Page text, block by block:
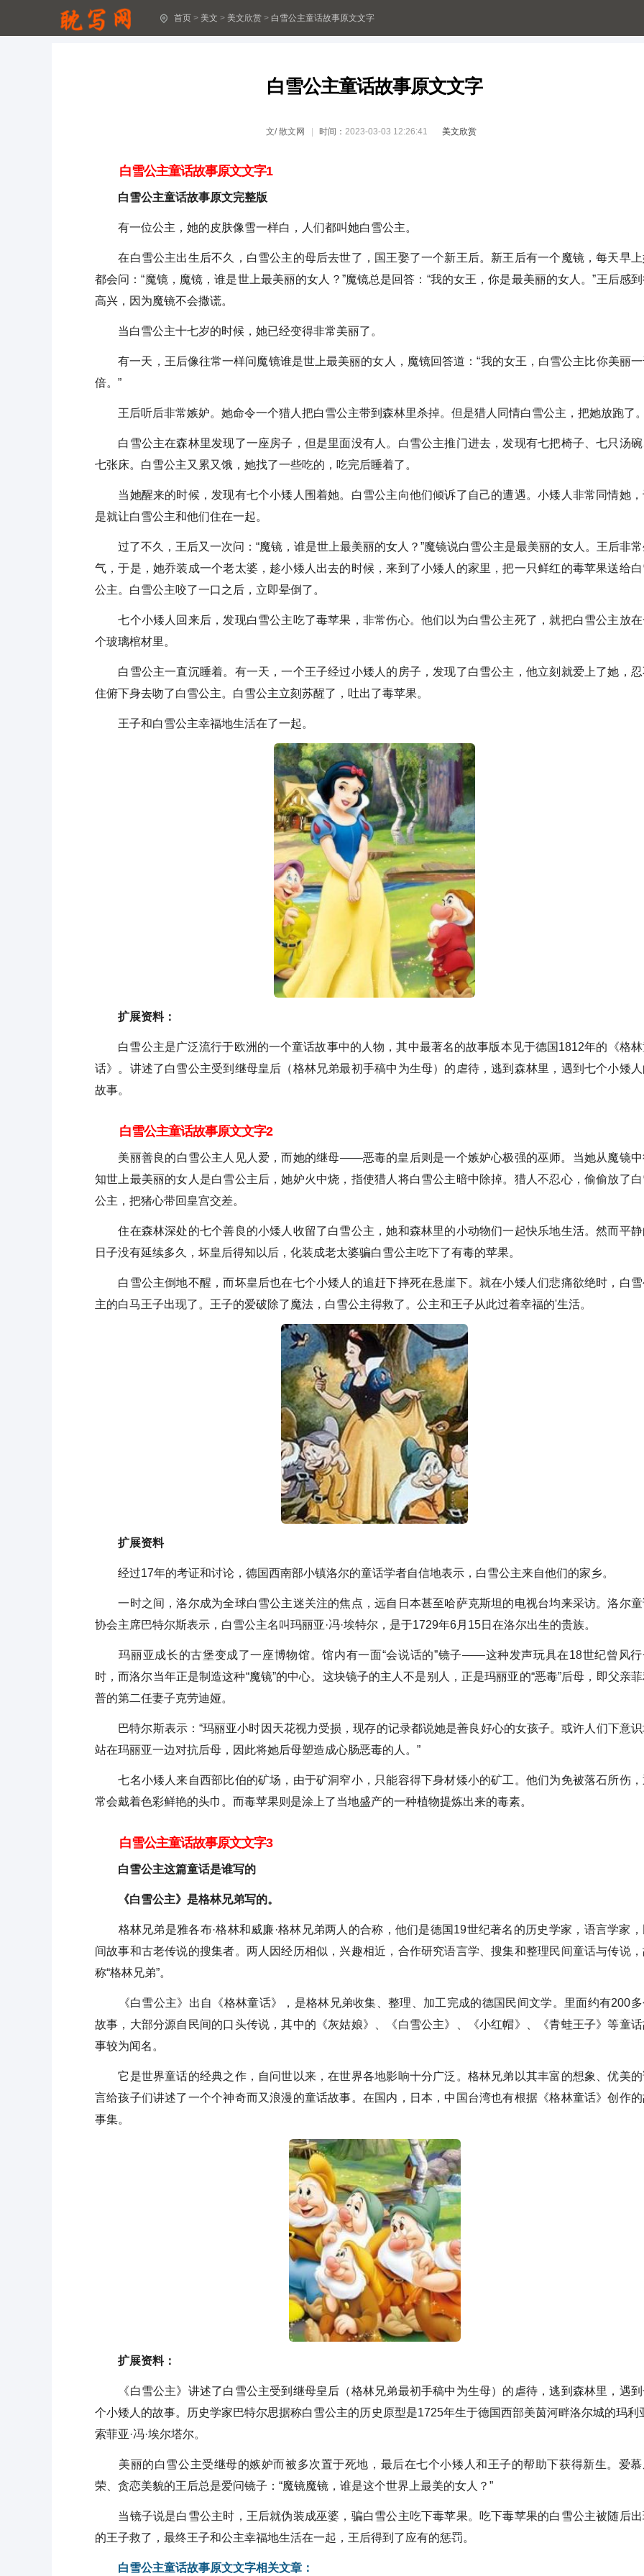
首页 > 美文 > 美文欣赏 > 白雪公主童话故事原文文字
白雪公主童话故事原文文字
文/散文网 时间： 2023-03-03 12:26:41 美文欣赏
白雪公主童话故事原文文字1
白雪公主童话故事原文完整版
有一位公主，她的皮肤像雪一样白，人们都叫她白雪公主。
在白雪公主出生后不久，白雪公主的母后去世了，国王娶了一个新王后。新王后有一个魔镜，每天早
都会问：“魔镜，魔镜，谁是世上最美丽的女人？”魔镜总是回答：“我的女王，你是最美丽的女人。”王后感
高兴，因为魔镜不会撒谎。
当白雪公主十七岁的时候，她已经变得非常美丽了。
有一天，王后像往常一样问魔镜谁是世上最美丽的女人，魔镜回答道：“我的女王，白雪公主比你美丽
倍。”
王后听后非常嫉妒。她命令一个猎人把白雪公主带到森林里杀掉。但是猎人同情白雪公主，把她放跑了
白雪公主在森林里发现了一座房子，但是里面没有人。白雪公主推门进去，发现有七把椅子、七只汤
七张床。白雪公主又累又饿，她找了一些吃的，吃完后睡着了。
当她醒来的时候，发现有七个小矮人围着她。白雪公主向他们倾诉了自己的遭遇。小矮人非常同情她
是就让白雪公主和他们住在一起。
过了不久，王后又一次问：“魔镜，谁是世上最美丽的女人？”魔镜说白雪公主是最美丽的女人。王后非
气，于是，她乔装成一个老太婆，趁小矮人出去的时候，来到了小矮人的家里，把一只鲜红的毒苹果送给
公主。白雪公主咬了一口之后，立即晕倒了。
七个小矮人回来后，发现白雪公主吃了毒苹果，非常伤心。他们以为白雪公主死了，就把白雪公主放
个玻璃棺材里。
白雪公主一直沉睡着。有一天，一个王子经过小矮人的房子，发现了白雪公主，他立刻就爱上了她，
住俯下身去吻了白雪公主。白雪公主立刻苏醒了，吐出了毒苹果。
王子和白雪公主幸福地生活在了一起。
扩展资料：
白雪公主是广泛流行于欧洲的一个童话故事中的人物，其中最著名的故事版本见于德国1812年的《格
话》。讲述了白雪公主受到继母皇后（格林兄弟最初手稿中为生母）的虐待，逃到森林里，遇到七个小矮
故事。
白雪公主童话故事原文文字2
美丽善良的白雪公主人见人爱，而她的继母——恶毒的皇后则是一个嫉妒心极强的巫师。当她从魔镜中
知世上最美丽的女人是白雪公主后，她妒火中烧，指使猎人将白雪公主暗中除掉。猎人不忍心，偷偷放了
公主，把猪心带回皇宫交差。
住在森林深处的七个善良的小矮人收留了白雪公主，她和森林里的小动物们一起快乐地生活。然而平
日子没有延续多久，坏皇后得知以后，化装成老太婆骗白雪公主吃下了有毒的苹果。
白雪公主倒地不醒，而坏皇后也在七个小矮人的追赶下摔死在悬崖下。就在小矮人们悲痛欲绝时，白
主的白马王子出现了。王子的爱破除了魔法，白雪公主得救了。公主和王子从此过着幸福的'生活。
扩展资料
经过17年的考证和讨论，德国西南部小镇洛尔的童话学者自信地表示，白雪公主来自他们的家乡。
一时之间，洛尔成为全球白雪公主迷关注的焦点，远自日本甚至哈萨克斯坦的电视台均来采访。洛尔
协会主席巴特尔斯表示，白雪公主名叫玛丽亚·冯·埃特尔，是于1729年6月15日在洛尔出生的贵族。
玛丽亚成长的古堡变成了一座博物馆。馆内有一面“会说话的”镜子——这种发声玩具在18世纪曾风行
时，而洛尔当年正是制造这种“魔镜”的中心。这块镜子的主人不是别人，正是玛丽亚的“恶毒”后母，即父亲
普的第二任妻子克劳迪娅。
巴特尔斯表示：“玛丽亚小时因天花视力受损，现存的记录都说她是善良好心的女孩子。或许人们下意
站在玛丽亚一边对抗后母，因此将她后母塑造成心肠恶毒的人。”
七名小矮人来自西部比伯的矿场，由于矿洞窄小，只能容得下身材矮小的矿工。他们为免被落石所伤
常会戴着色彩鲜艳的头巾。而毒苹果则是涂上了当地盛产的一种植物提炼出来的毒素。
白雪公主童话故事原文文字3
白雪公主这篇童话是谁写的
《白雪公主》是格林兄弟写的。
格林兄弟是雅各布·格林和威廉·格林兄弟两人的合称，他们是德国19世纪著名的历史学家，语言学家
间故事和古老传说的搜集者。两人因经历相似，兴趣相近，合作研究语言学、搜集和整理民间童话与传说
称“格林兄弟”。
《白雪公主》出自《格林童话》，是格林兄弟收集、整理、加工完成的德国民间文学。里面约有200多
故事，大部分源自民间的口头传说，其中的《灰姑娘》、《白雪公主》、《小红帽》、《青蛙王子》等童
事较为闻名。
它是世界童话的经典之作，自问世以来，在世界各地影响十分广泛。格林兄弟以其丰富的想象、优美
言给孩子们讲述了一个个神奇而又浪漫的童话故事。在国内，日本，中国台湾也有根据《格林童话》创作
事集。
扩展资料：
《白雪公主》讲述了白雪公主受到继母皇后（格林兄弟最初手稿中为生母）的虐待，逃到森林里，遇
个小矮人的故事。历史学家巴特尔思据称白雪公主的历史原型是1725年生于德国西部美茵河畔洛尔城的玛利
索菲亚·冯·埃尔塔尔。
美丽的白雪公主受继母的嫉妒而被多次置于死地，最后在七个小矮人和王子的帮助下获得新生。爱慕
荣、贪恋美貌的王后总是爱问镜子：“魔镜魔镜，谁是这个世界上最美的女人？”
当镜子说是白雪公主时，王后就伪装成巫婆，骗白雪公主吃下毒苹果。吃下毒苹果的白雪公主被随后
的王子救了，最终王子和公主幸福地生活在一起，王后得到了应有的惩罚。
白雪公主童话故事原文文字相关文章：
爱也需要用心经营
伤感美文欣赏(精选8篇)
精彩的文章(精选25篇)
精彩文章(精选5篇)